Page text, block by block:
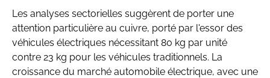
Les analyses sectorielles suggèrent de porter une
attention particulière au cuivre, porté par l'essor des
véhicules électriques nécessitant 80 kg par unité
contre 23 kg pour les véhicules traditionnels. La
croissance du marché automobile électrique, avec une